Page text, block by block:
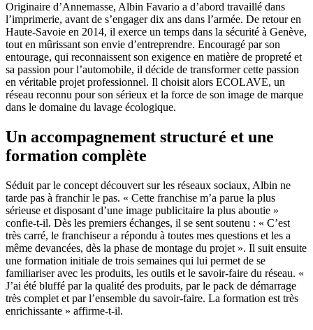
Originaire d’Annemasse, Albin Favario a d’abord travaillé dans
l’imprimerie, avant de s’engager dix ans dans l’armée. De retour en
Haute-Savoie en 2014, il exerce un temps dans la sécurité à Genève,
tout en mûrissant son envie d’entreprendre. Encouragé par son
entourage, qui reconnaissent son exigence en matière de propreté et
sa passion pour l’automobile, il décide de transformer cette passion
en véritable projet professionnel. Il choisit alors ECOLAVE, un
réseau reconnu pour son sérieux et la force de son image de marque
dans le domaine du lavage écologique.
Un accompagnement structuré et une
formation complète
Séduit par le concept découvert sur les réseaux sociaux, Albin ne
tarde pas à franchir le pas. « Cette franchise m’a parue la plus
sérieuse et disposant d’une image publicitaire la plus aboutie »
confie-t-il. Dès les premiers échanges, il se sent soutenu : « C’est
très carré, le franchiseur a répondu à toutes mes questions et les a
même devancées, dès la phase de montage du projet ». Il suit ensuite
une formation initiale de trois semaines qui lui permet de se
familiariser avec les produits, les outils et le savoir-faire du réseau. «
J’ai été bluffé par la qualité des produits, par le pack de démarrage
très complet et par l’ensemble du savoir-faire. La formation est très
enrichissante » affirme-t-il.